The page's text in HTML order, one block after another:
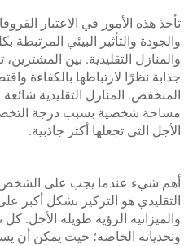
تأخذ هذه الأمور في الاعتبار
والجودة والتأثير البيئي المرتبطة
والمنازل التقليدية. بين
جذابة نظرًا لارتباطها بالكفاءة
المنخفض. المنازل التقليدية
مساحة شخصية بسبب درجة
الأجل التي تجعلها أكثر جاذبية.
أهم شيء عندما يجب على الشخص
التقليدي هو التركيز بشكل أكبر
والميزانية الرؤية طويلة الأجل. كل
وتحدياته الخاصة؛ حيث يمكن أن